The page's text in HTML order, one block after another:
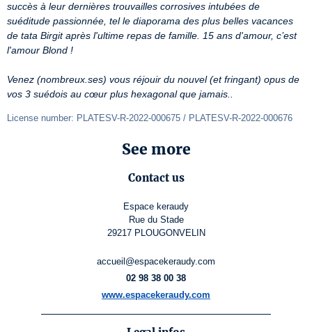
succès à leur dernières trouvailles corrosives intubées de
suéditude passionnée, tel le diaporama des plus belles vacances
de tata Birgit après l'ultime repas de famille. 15 ans d'amour, c’est
l'amour Blond !
Venez (nombreux.ses) vous réjouir du nouvel (et fringant) opus de
vos 3 suédois au cœur plus hexagonal que jamais..
License number: PLATESV-R-2022-000675 / PLATESV-R-2022-000676
See more
Contact us
Espace keraudy
Rue du Stade
29217 PLOUGONVELIN
accueil@espacekeraudy.com
02 98 38 00 38
www.espacekeraudy.com